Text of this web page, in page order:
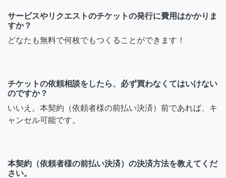
サービスやリクエストのチケットの発行に費用はかかりま
すか？
どなたも無料で何枚でもつくることができます！
チケットの依頼相談をしたら、必ず買わなくてはいけない
のですか？
いいえ。本契約（依頼者様の前払い決済）前であれば、キ
ャンセル可能です。
本契約（依頼者様の前払い決済）の決済方法を教えてくだ
さい。